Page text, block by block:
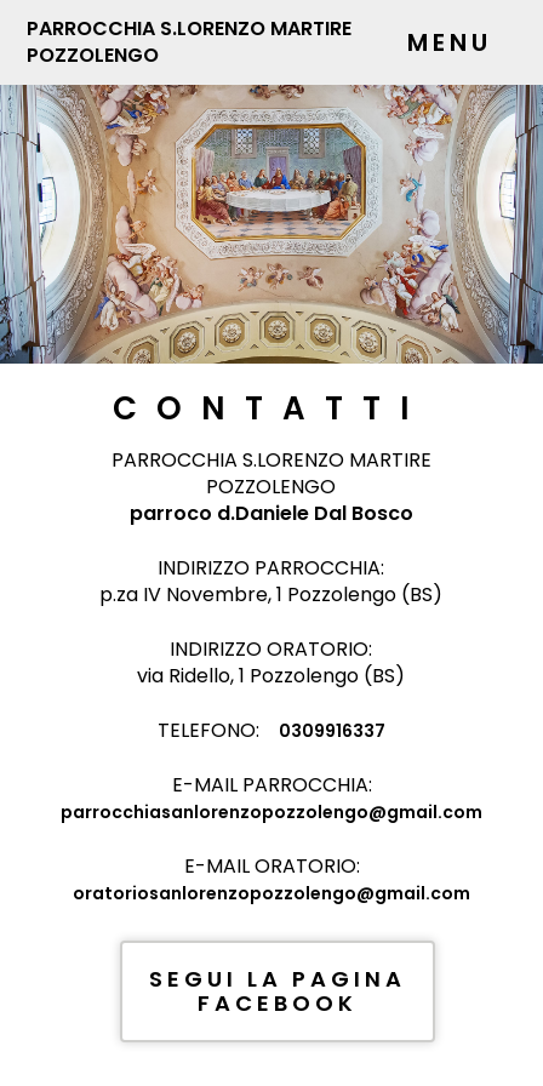
PARROCCHIA S.LORENZO MARTIRE
POZZOLENGO
MENU
CONTATTI
PARROCCHIA S.LORENZO MARTIRE
POZZOLENGO
parroco d.Daniele Dal Bosco
INDIRIZZO PARROCCHIA:
p.za IV Novembre, 1 Pozzolengo (BS)
INDIRIZZO ORATORIO:
via Ridello, 1 Pozzolengo (BS)
TELEFONO:
0309916337
E-MAIL PARROCCHIA:
parrocchiasanlorenzopozzolengo@gmail.com
E-MAIL ORATORIO:
oratoriosanlorenzopozzolengo@gmail.com
SEGUI LA PAGINA
FACEBOOK